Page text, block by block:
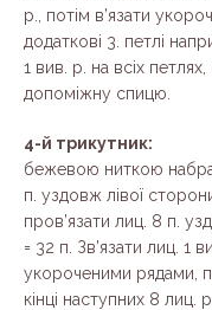
р., потім в’язати
додаткові 3. петлі
1 вив. р. на всіх
допоміжну спицю.
4-й трикутник:
бежевою ниткою
п. уздовж лівої
пров’язати лиц. 8 п.
= 32 п. Зв’язати лиц. 1
укороченими рядами,
кінці наступних 8 лиц.